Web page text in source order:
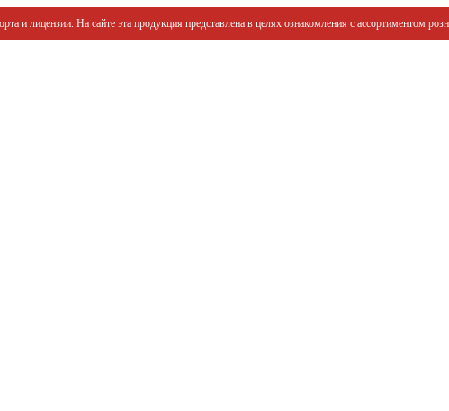
и лицензии. На сайте эта продукция представлена в целях ознакомления с ассортиментом